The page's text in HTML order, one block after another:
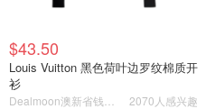
$43.50
Louis Vuitton 黑色荷叶边罗纹棉质开
衫
2070人感兴趣